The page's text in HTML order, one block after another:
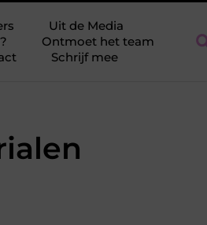
Uit de Media
Ontmoet het team
Schrijf mee